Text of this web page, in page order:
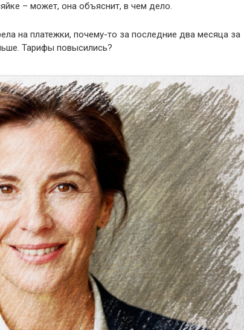
– может, она объяснит, в чем дело.
на платежки, почему-то за последние два месяца за
Тарифы повысились?